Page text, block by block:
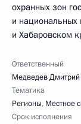
охранных зон
и
и Хабаровском
Ответственный
Медведев Дмитрий
Тематика
Регионы, Местное
Срок исполнения